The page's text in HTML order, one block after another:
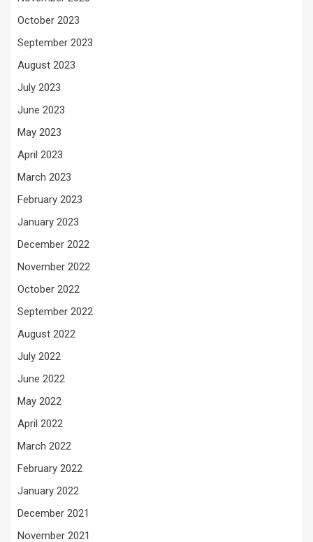
October 2023
September 2023
August 2023
July 2023
June 2023
May 2023
April 2023
March 2023
February 2023
January 2023
December 2022
November 2022
October 2022
September 2022
August 2022
July 2022
June 2022
May 2022
April 2022
March 2022
February 2022
January 2022
December 2021
November 2021